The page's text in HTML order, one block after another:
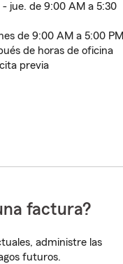
- jue. de 9:00 AM a 5:30
de 9:00 AM a 5:00 PM
de horas de oficina
previa
factura?
administre las
futuros.